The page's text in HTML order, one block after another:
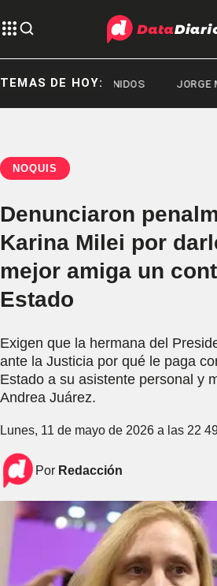
TEMAS DE HOY:
ESTADOS UNIDOS JORGE
ÑOQUIS
Denunciaron
Karina Milei por
mejor amiga un
Estado
Exigen que la hermana del
ante la Justicia por qué le paga
Estado a su asistente personal y
Andrea Juárez.
Lunes, 11 de mayo de 2026 a las 22
Por Redacción